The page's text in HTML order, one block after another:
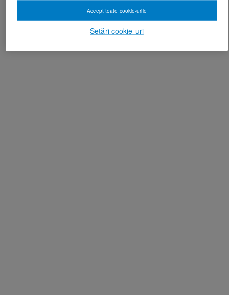
Setări cookie-uri
Accept toate cookie-urile